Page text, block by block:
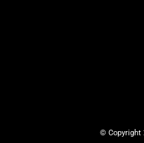
© Copyright